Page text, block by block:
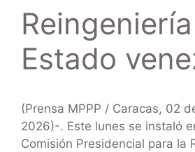
Estado
(Prensa MPPP / Caracas, 02
2026)-. Este lunes se instaló
Comisión Presidencial para la